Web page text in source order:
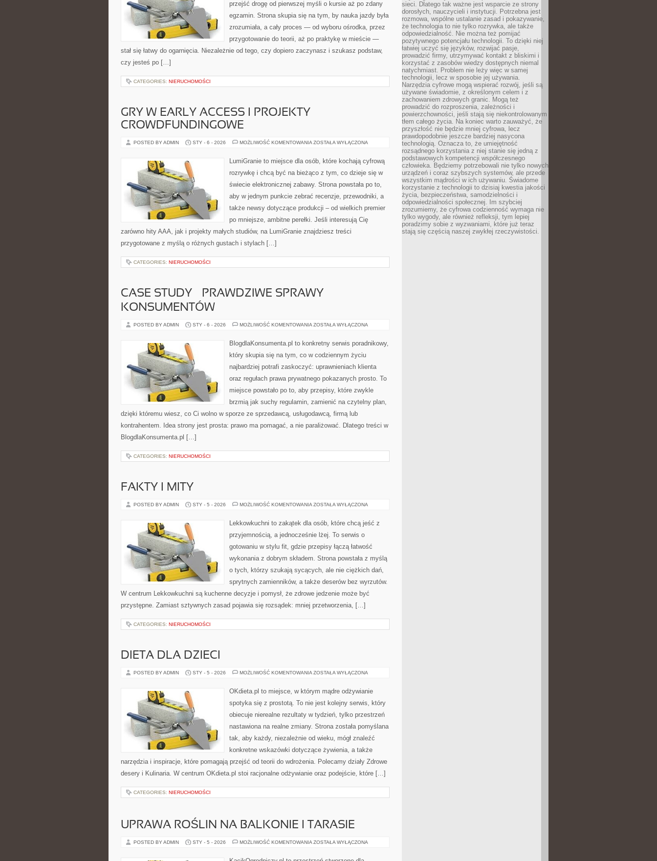
przejść drogę od pierwszej myśli o kursie aż po zdany
egzamin. Strona skupia się na tym, by nauka jazdy była
zrozumiała, a cały proces — od wyboru ośrodka, przez
przygotowanie do teorii, aż po praktykę w mieście —
stał się łatwy do ogarnięcia. Niezależnie od tego, czy dopiero zaczynasz i szukasz podstaw,
czy jesteś po […]
CATEGORIES: NIERUCHOMOŚCI
GRY W EARLY ACCESS I PROJEKTY
CROWDFUNDINGOWE
POSTED BY ADMIN STY - 6 - 2026 MOŻLIWOŚĆ KOMENTOWANIA GRY
ACCESS
I
CROWDFUNDINGOWE
ZOSTAŁA WYŁĄCZONA
LumiGranie to miejsce dla osób, które kochają cyfrową
rozrywkę i chcą być na bieżąco z tym, co dzieje się w
świecie elektronicznej zabawy. Strona powstała po to,
aby w jednym punkcie zebrać recenzje, przewodniki, a
także newsy dotyczące produkcji – od wielkich premier
po mniejsze, ambitne perełki. Jeśli interesują Cię
zarówno hity AAA, jak i projekty małych studiów, na LumiGranie znajdziesz treści
przygotowane z myślą o różnych gustach i stylach […]
CATEGORIES: NIERUCHOMOŚCI
CASE STUDY – PRAWDZIWE SPRAWY
KONSUMENTÓW
POSTED BY ADMIN STY - 6 - 2026 MOŻLIWOŚĆ KOMENTOWANIA CASE
PRAWDZIWE
SPRAWY
ZOSTAŁA WYŁĄCZONA
BlogdlaKonsumenta.pl to konkretny serwis poradnikowy,
który skupia się na tym, co w codziennym życiu
najbardziej potrafi zaskoczyć: uprawnieniach klienta
oraz regułach prawa prywatnego pokazanych prosto. To
miejsce powstało po to, aby przepisy, które zwykle
brzmią jak suchy regulamin, zamienić na czytelny plan,
dzięki któremu wiesz, co Ci wolno w sporze ze sprzedawcą, usługodawcą, firmą lub
kontrahentem. Idea strony jest prosta: prawo ma pomagać, a nie paraliżować. Dlatego treści w
BlogdlaKonsumenta.pl […]
CATEGORIES: NIERUCHOMOŚCI
FAKTY I MITY
POSTED BY ADMIN STY - 5 - 2026 MOŻLIWOŚĆ KOMENTOWANIA FAKTY
ZOSTAŁA WYŁĄCZONA
Lekkowkuchni to zakątek dla osób, które chcą jeść z
przyjemnością, a jednocześnie lżej. To serwis o
gotowaniu w stylu fit, gdzie przepisy łączą łatwość
wykonania z dobrym składem. Strona powstała z myślą
o tych, którzy szukają sycących, ale nie ciężkich dań,
sprytnych zamienników, a także deserów bez wyrzutów.
W centrum Lekkowkuchni są kuchenne decyzje i pomysł, że zdrowe jedzenie może być
przystępne. Zamiast sztywnych zasad pojawia się rozsądek: mniej przetworzenia, […]
CATEGORIES: NIERUCHOMOŚCI
DIETA DLA DZIECI
POSTED BY ADMIN STY - 5 - 2026 MOŻLIWOŚĆ KOMENTOWANIA DIETA
ZOSTAŁA WYŁĄCZONA
OKdieta.pl to miejsce, w którym mądre odżywianie
spotyka się z prostotą. To nie jest kolejny serwis, który
obiecuje nierealne rezultaty w tydzień, tylko przestrzeń
nastawiona na realne zmiany. Strona została pomyślana
tak, aby każdy, niezależnie od wieku, mógł znaleźć
konkretne wskazówki dotyczące żywienia, a także
narzędzia i inspiracje, które pomagają przejść od teorii do wdrożenia. Polecamy działy Zdrowe
desery i Kulinaria. W centrum OKdieta.pl stoi racjonalne odżywianie oraz podejście, które […]
CATEGORIES: NIERUCHOMOŚCI
UPRAWA ROŚLIN NA BALKONIE I TARASIE
POSTED BY ADMIN STY - 5 - 2026 MOŻLIWOŚĆ KOMENTOWANIA UPRAWA
BALKONIE
ZOSTAŁA WYŁĄCZONA
sieci. Dlatego tak ważne jest wsparcie ze strony
dorosłych, nauczycieli i instytucji. Potrzebna jest
rozmowa, wspólne ustalanie zasad i pokazywanie,
że technologia to nie tylko rozrywka, ale także
odpowiedzialność. Nie można też pomijać
pozytywnego potencjału technologii. To dzięki niej
łatwiej uczyć się języków, rozwijać pasje,
prowadzić firmy, utrzymywać kontakt z bliskimi i
korzystać z zasobów wiedzy dostępnych niemal
natychmiast. Problem nie leży więc w samej
technologii, lecz w sposobie jej używania.
Narzędzia cyfrowe mogą wspierać rozwój, jeśli są
używane świadomie, z określonym celem i z
zachowaniem zdrowych granic. Mogą też
prowadzić do rozproszenia, zależności i
powierzchowności, jeśli stają się niekontrolowanym
tłem całego życia. Na koniec warto zauważyć, że
przyszłość nie będzie mniej cyfrowa, lecz
prawdopodobnie jeszcze bardziej nasycona
technologią. Oznacza to, że umiejętność
rozsądnego korzystania z niej stanie się jedną z
podstawowych kompetencji współczesnego
człowieka. Będziemy potrzebowali nie tylko nowych
urządzeń i coraz szybszych systemów, ale przede
wszystkim mądrości w ich używaniu. Świadome
korzystanie z technologii to dzisiaj kwestia jakości
życia, bezpieczeństwa, samodzielności i
odpowiedzialności społecznej. Im szybciej
zrozumiemy, że cyfrowa codzienność wymaga nie
tylko wygody, ale również refleksji, tym lepiej
poradzimy sobie z wyzwaniami, które już teraz
stają się częścią naszej zwykłej rzeczywistości.